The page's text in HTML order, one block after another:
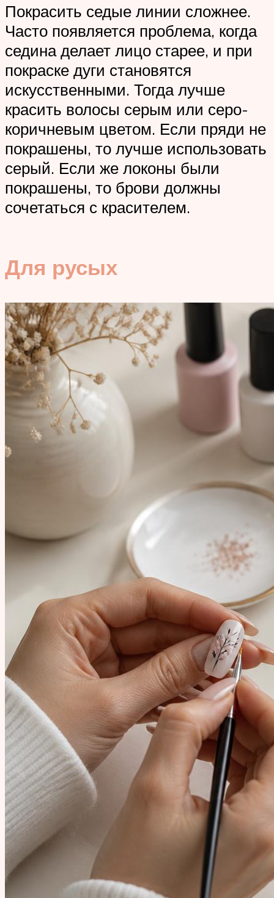
Покрасить седые линии сложнее.
Часто появляется проблема, когда
седина делает лицо старее, и при
покраске дуги становятся
искусственными. Тогда лучше
красить волосы серым или серо-
коричневым цветом. Если пряди не
покрашены, то лучше использовать
серый. Если же локоны были
покрашены, то брови должны
сочетаться с красителем.
Для русых